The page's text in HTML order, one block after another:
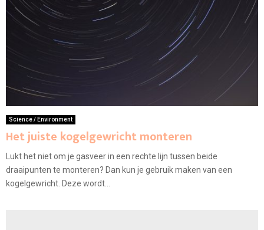
Science / Environment
Het juiste kogelgewricht monteren
Lukt het niet om je gasveer in een rechte lijn tussen beide
draaipunten te monteren? Dan kun je gebruik maken van een
kogelgewricht. Deze wordt...